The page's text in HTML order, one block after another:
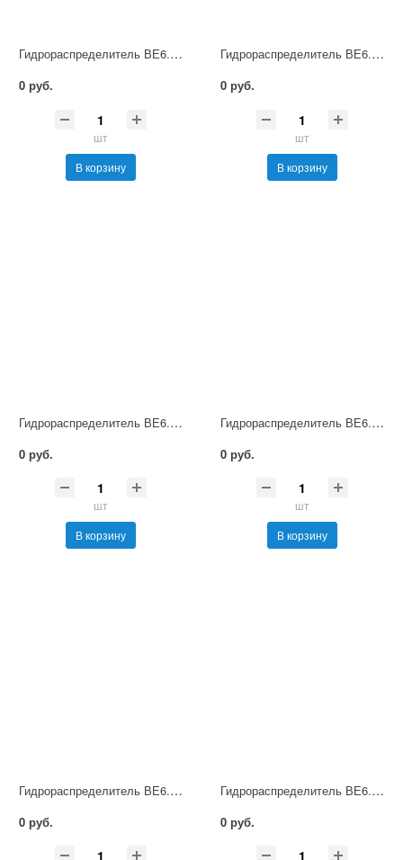
Гидрораспределитель ВЕ6.74 В36 НМ УХЛ4
0 руб.
шт
В корзину
Гидрораспределитель ВЕ6.74 В110 НМ УХЛ4
0 руб.
шт
В корзину
Гидрораспределитель ВЕ6.74 В220 НМ УХЛ4
0 руб.
шт
В корзину
Гидрораспределитель ВЕ6.74 В380 НМ УХЛ4
0 руб.
шт
В корзину
Гидрораспределитель ВЕ6.84 Г12 НМ УХЛ4
0 руб.
Гидрораспределитель ВЕ6.84 Г24 НМ УХЛ4
0 руб.